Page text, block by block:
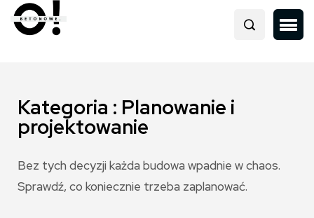
Kategoria : Planowanie i
projektowanie
Bez tych decyzji każda budowa wpadnie w chaos.
Sprawdź, co koniecznie trzeba zaplanować.